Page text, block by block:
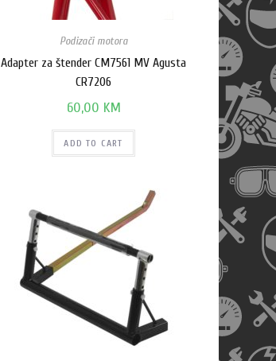
Podizači motora
Adapter za štender CM7561 MV Agusta
CR7206
60,00 KM
ADD TO CART